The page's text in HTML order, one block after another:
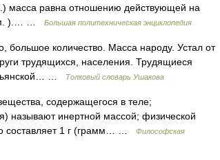
масса равна отношению действующей на
).… …
Большая политехническая энциклопедия
количество. Масса народу. Устал от
трудящихся, населения. Трудящиеся
…
Толковый словарь Ушакова
содержащегося в теле;
называют инертной массой; физической
составляет 1 г (грамм… …
Философская